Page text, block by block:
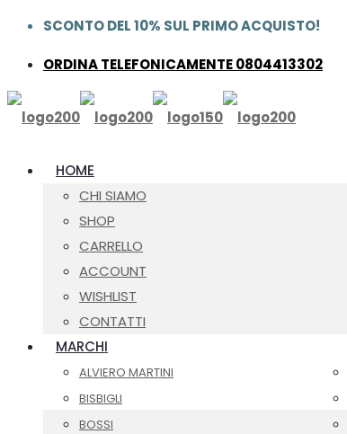
SCONTO DEL 10% SUL PRIMO ACQUISTO!
ORDINA TELEFONICAMENTE 0804413302
HOME
CHI SIAMO
SHOP
CARRELLO
ACCOUNT
WISHLIST
CONTATTI
MARCHI
ALVIERO MARTINI
BISBIGLI
BOSSI